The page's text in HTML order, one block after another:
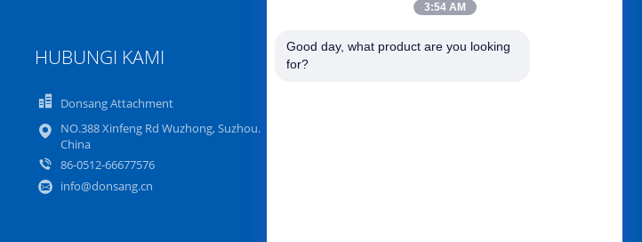
HUBUNGI KAMI
Donsang Attachment
NO.388 Xinfeng Rd Wuzhong, Suzhou.
China
86-0512-66677576
info@donsang.cn
TEMUKAN KAMI DI
3:54 AM
Good day, what product are you looking
for?